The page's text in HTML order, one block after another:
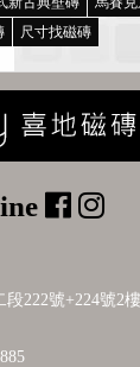
尺寸找磁磚
222號+224號2樓